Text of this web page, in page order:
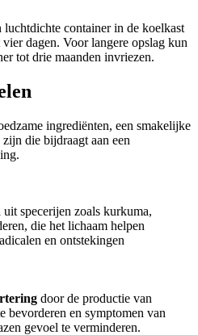
container in de koelkast
dagen. Voor langere opslag kun
tot drie maanden invriezen.
ingrediënten, een smakelijke
die bijdraagt aan een
uit specerijen zoals kurkuma,
die het lichaam helpen
en ontstekingen
door de productie van
bevorderen en symptomen van
gevoel te verminderen.